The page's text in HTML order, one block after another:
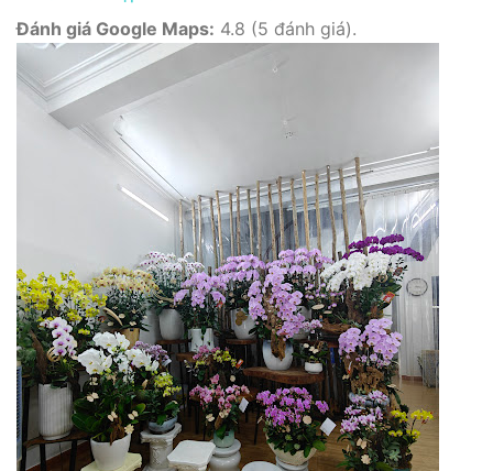
Đánh giá Google Maps: 4.8 (5 đánh giá).